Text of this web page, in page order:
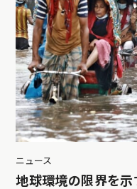
ニュース
地球環境の限界を